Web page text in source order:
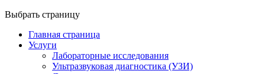
Выбрать страницу
Главная страница
Услуги
Лабораторные исследования
Ультразвуковая диагностика (УЗИ)